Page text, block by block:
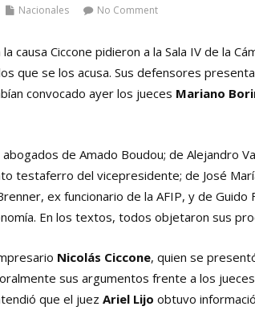
Nacionales No Comment
causa Ciccone pidieron a la Sala IV de la
que se los acusa. Sus defensores
convocado ayer los jueces Mariano
de Amado Boudou; de Alejandro
testaferro del vicepresidente; de José
ex funcionario de la AFIP, y de
En los textos, todos objetaron sus
Nicolás Ciccone, quien se
sus argumentos frente a los
que el juez Ariel Lijo obtuvo